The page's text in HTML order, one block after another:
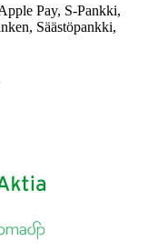
Pay, S-Pankki,
Säästöpankki,